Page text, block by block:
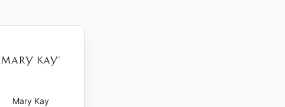
Mary Kay